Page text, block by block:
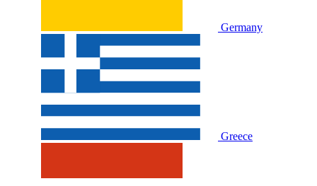
Germany
Greece